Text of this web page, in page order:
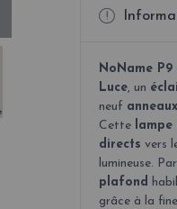
NoName P9
Luce, un
neuf
Cette
directs vers
lumineuse.
plafond
grâce à la